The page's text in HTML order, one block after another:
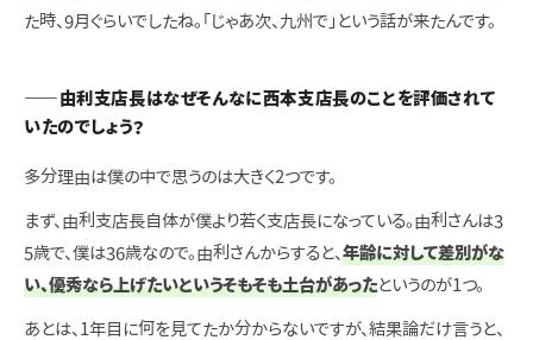
た時、9月ぐらいでしたね。「じゃあ次、九州で」という話が来たんです。
――由利支店長はなぜそんなに西本支店長のことを評価されて
いたのでしょう？
多分理由は僕の中で思うのは大きく2つです。
まず、由利支店長自体が僕より若く支店長になっている。由利さんは3
5歳で、僕は36歳なので。由利さんからすると、 年齢に対して差別がな
い、優秀なら上げたいというそもそも土台があったというのが1つ。
あとは、1年目に何を見てたか分からないですが、結果論だけ言うと、